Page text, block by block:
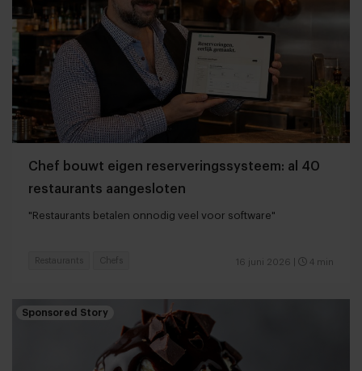
Chef bouwt eigen reserveringssysteem: al 40
restaurants aangesloten
"Restaurants betalen onnodig veel voor software"
16 juni 2026 4 min
Restaurants Chefs
Sponsored Story